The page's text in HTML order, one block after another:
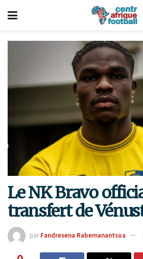
Le NK Bravo
transfert de
par Fandresena Rabemanantsoa